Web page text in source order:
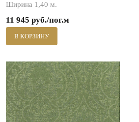
Ширина 1,40 м.
11 945 руб./пог.м
В КОРЗИНУ